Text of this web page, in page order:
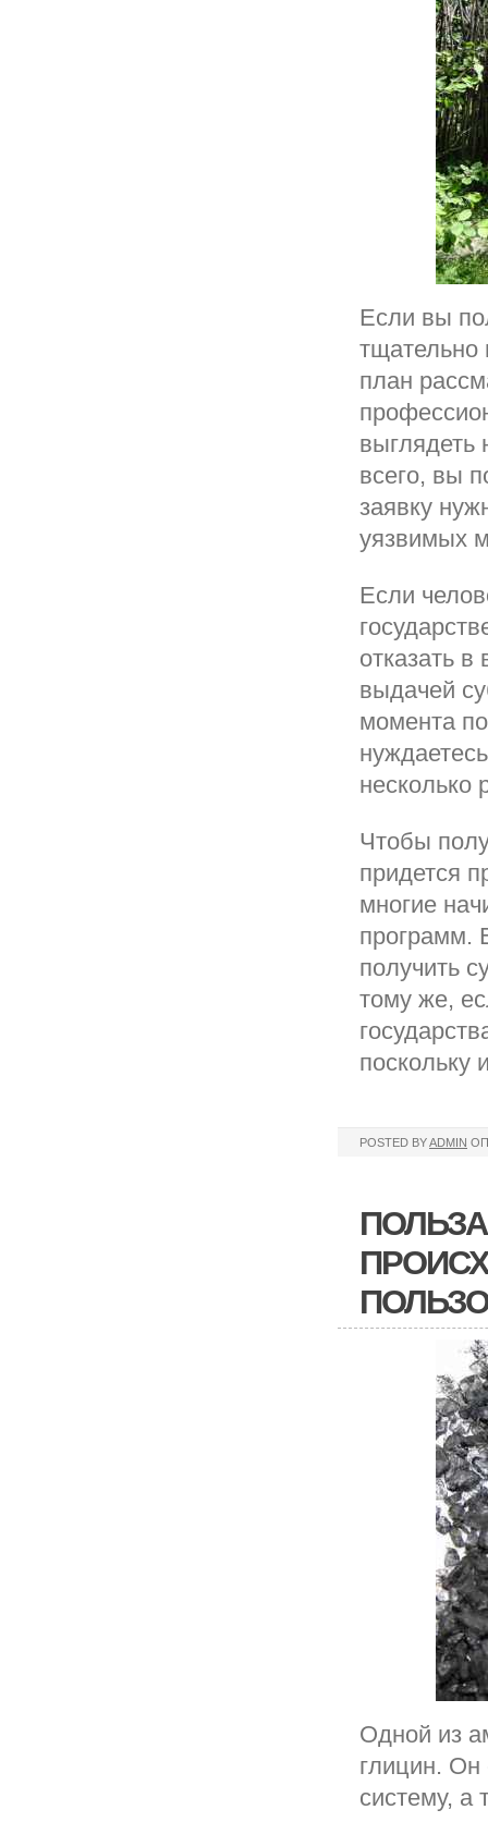
Если вы
тщательно
план
выглядеть
всего, вы
заявку
уязвимых
Если
отказать
выдачей
момента
несколько
Чтобы
придется
многие
программ.
получить
тому же,
поскольку
POSTED BYADMIN
Одной из
глицин. Он
систему, а